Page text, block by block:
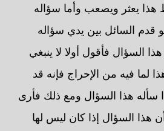
هذا يعثر ويصعب وأما سؤاله
قدم السائل بين يدي سؤاله
السؤال فأقول أولا لا ينبغي
لما فيه من الإحراج فإنه قد
سأله هذا السؤال ومع ذلك فأرى
هذا السؤال إذا كان ليس لها